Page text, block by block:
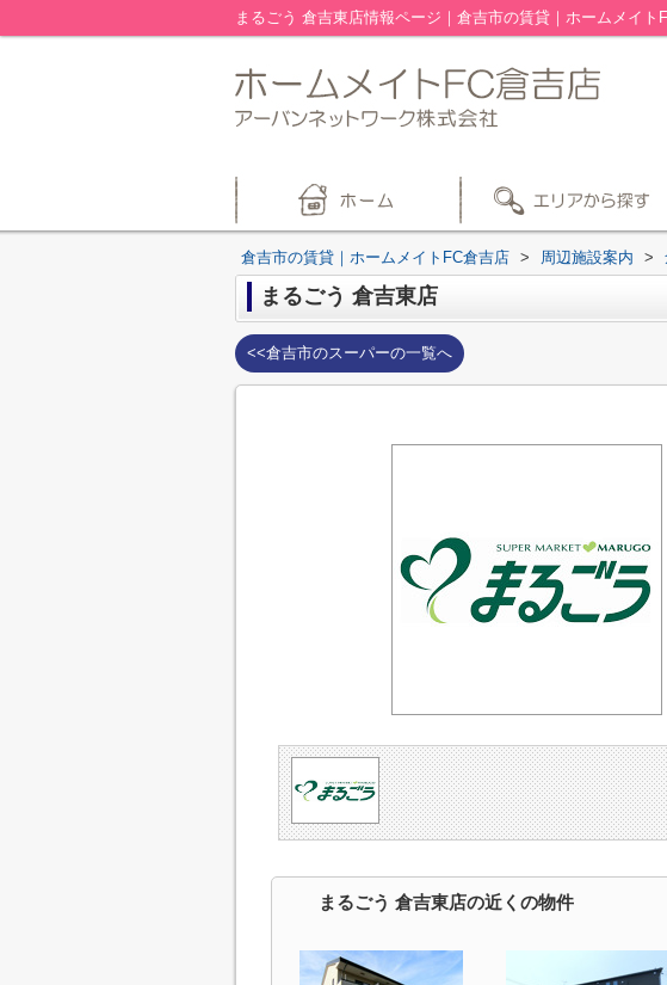
まるごう 倉吉東店情報ページ｜倉吉市の賃貸｜ホームメイト
倉吉市の賃貸｜ホームメイトFC倉吉店 > 周辺施設案内 >
まるごう 倉吉東店
<<倉吉市のスーパーの一覧へ
まるごう 倉吉東店の近くの物件